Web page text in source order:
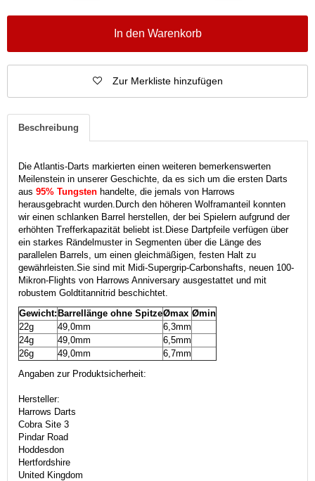
In den Warenkorb
Zur Merkliste hinzufügen
Beschreibung
Die Atlantis-Darts markierten einen weiteren bemerkenswerten
Meilenstein in unserer Geschichte, da es sich um die ersten Darts
aus 95% Tungsten handelte, die jemals von Harrows
herausgebracht wurden. Durch den höheren Wolframanteil konnten
wir einen schlanken Barrel herstellen, der bei Spielern aufgrund der
erhöhten Trefferkapazität beliebt ist. Diese Dartpfeile verfügen über
ein starkes Rändelmuster in Segmenten über die Länge des
parallelen Barrels, um einen gleichmäßigen, festen Halt zu
gewährleisten. Sie sind mit Midi-Supergrip-Carbonshafts, neuen 100-
Mikron-Flights von Harrows Anniversary ausgestattet und mit
robustem Goldtitannitrid beschichtet.
Gewicht:Barrellänge ohne SpitzeØmax Ømin
22g
49,0mm
6,3mm
24g
49,0mm
6,5mm
26g
49,0mm
6,7mm
Angaben zur Produktsicherheit:
Hersteller:
Harrows Darts
Cobra Site 3
Pindar Road
Hoddesdon
Hertfordshire
United Kingdom